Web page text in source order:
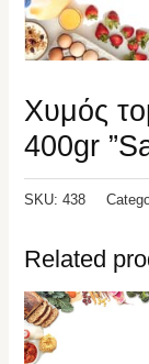
Χυμός
400gr
SKU:438
Related